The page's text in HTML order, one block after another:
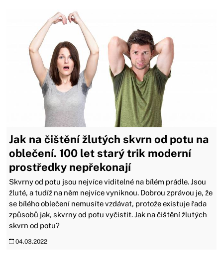
Jak na čištění žlutých skvrn od potu na
oblečení. 100 let starý trik moderní
prostředky nepřekonají
Skvrny od potu jsou nejvíce viditelné na bílém prádle. Jsou
žluté, a tudíž na něm nejvíce vyniknou. Dobrou zprávou je, že
se bílého oblečení nemusíte vzdávat, protože existuje řada
způsobů jak, skvrny od potu vyčistit. Jak na čištění žlutých
skvrn od potu?
04.03.2022